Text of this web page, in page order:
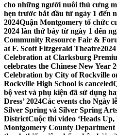
cho những người nuôi thú cưng
hẹn trước bắt đầu từ ngày 1 đến
2024Quận Montgomery tổ chức
2024 lần thứ bảy từ ngày 1 đến
Community Resource Fair &
at F. Scott Fitzgerald Theatre
Celebration at Clarksburg
celebrates the Chinese New Year
Celebration by City of Rockville
Rockville High School is canceled
bộ vest và phụ kiện đã sử dụng
Dress’ 2024Các events cho Ngày
Silver Spring và Silver Spring
DistrictCuộc thi video ‘Heads Up,
Montgomery County